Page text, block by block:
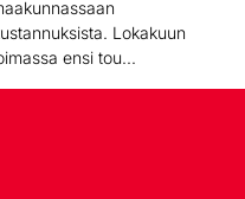
Lokakuun
ensi tou...